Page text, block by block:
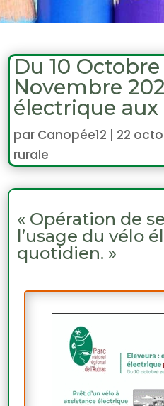
Du 10
Novembre
électrique aux
par Canopée12 | 22
rurale
« Opération de
l’usage du vélo
quotidien. »